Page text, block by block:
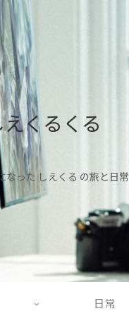
えくるくる
なった しえくる の旅と日常
日常